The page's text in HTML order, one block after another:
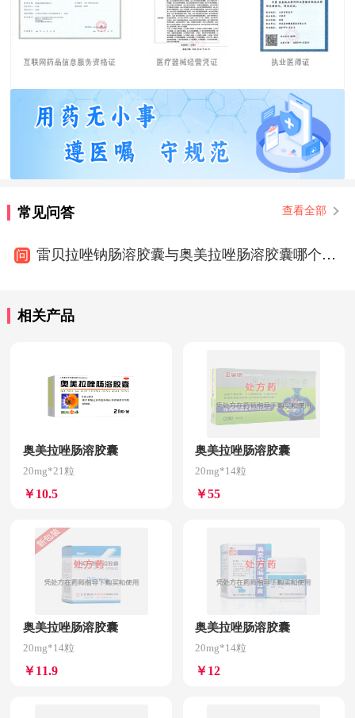
常见问答 查看全部
问 雷贝拉唑钠肠溶胶囊与奥美拉唑肠溶胶囊哪个效果好
相关产品
奥美拉唑肠溶胶囊
20mg*21粒
￥10.5
奥美拉唑肠溶胶囊
20mg*14粒
￥55
奥美拉唑肠溶胶囊
20mg*14粒
￥11.9
奥美拉唑肠溶胶囊
20mg*14粒
￥12